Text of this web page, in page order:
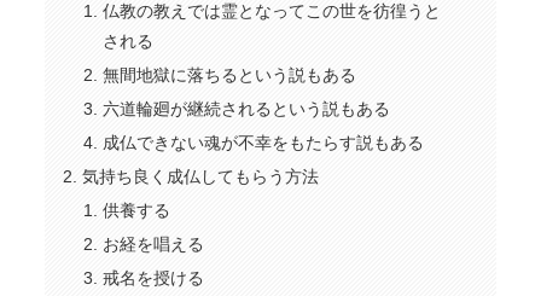
仏教の教えでは霊となってこの世を彷徨うと
される
無間地獄に落ちるという説もある
六道輪廻が継続されるという説もある
成仏できない魂が不幸をもたらす説もある
気持ち良く成仏してもらう方法
供養する
お経を唱える
戒名を授ける